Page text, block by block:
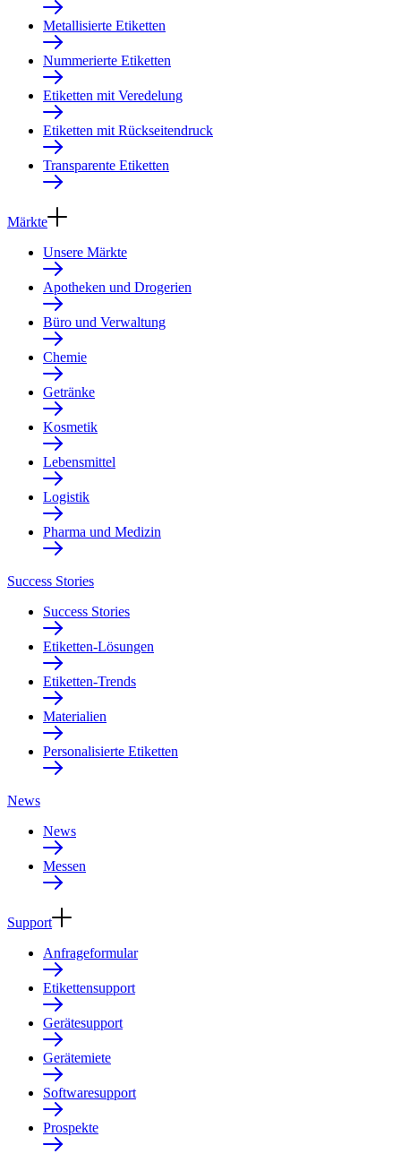
Metallisierte Etiketten
Nummerierte Etiketten
Etiketten mit Veredelung
Etiketten mit Rückseitendruck
Transparente Etiketten
Märkte
Unsere Märkte
Apotheken und Drogerien
Büro und Verwaltung
Chemie
Getränke
Kosmetik
Lebensmittel
Logistik
Pharma und Medizin
Success Stories
Success Stories
Etiketten-Lösungen
Etiketten-Trends
Materialien
Personalisierte Etiketten
News
News
Messen
Support
Anfrageformular
Etikettensupport
Gerätesupport
Gerätemiete
Softwaresupport
Prospekte